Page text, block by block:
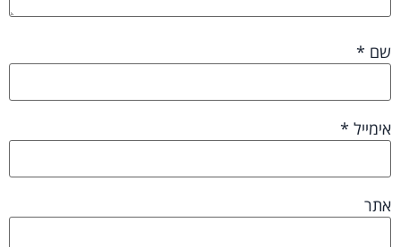
שם *
אימייל *
אתר